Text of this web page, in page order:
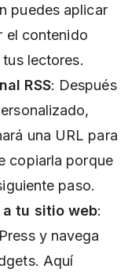
puedes aplicar
el contenido
lectores.
RSS: Después
una URL para
copiarla porque
paso.
a tu sitio web:
y navega
Aquí